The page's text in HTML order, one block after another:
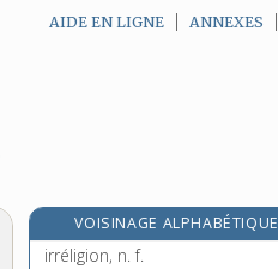
AIDE EN LIGNE ANNEXES
VOISINAGE ALPHABÉTIQUE
irréligieux, -euse, adj.
irréligion, n. f.